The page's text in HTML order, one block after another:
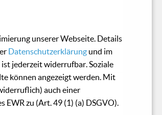
Weiter →
unserer Webseite. Details
Datenschutzerklärung und im
jederzeit widerrufbar. Soziale
können angezeigt werden. Mit
auch einer
zu (Art. 49 (1) (a) DSGVO).